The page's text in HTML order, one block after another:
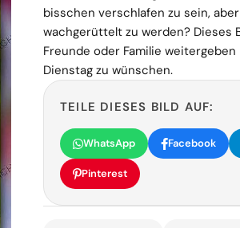
bisschen verschlafen zu sein,
wachgerüttelt zu werden? Dieses
Freunde oder Familie
Dienstag zu wünschen.
TEILE DIESES BILD AUF:
WhatsApp Facebook
Pinterest